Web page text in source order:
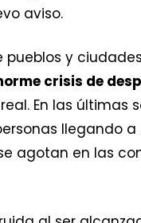
aviso.
y
crisis de
En las últimas
llegando
agotan en las